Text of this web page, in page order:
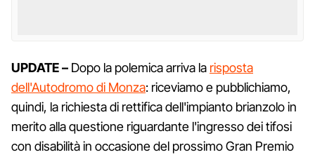
UPDATE – Dopo la polemica arriva la risposta
dell'Autodromo di Monza: riceviamo e pubblichiamo,
quindi, la richiesta di rettifica dell'impianto brianzolo in
merito alla questione riguardante l'ingresso dei tifosi
con disabilità in occasione del prossimo Gran Premio